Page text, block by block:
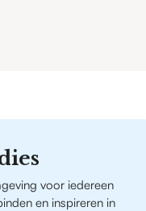
voor iedereen
en inspireren in